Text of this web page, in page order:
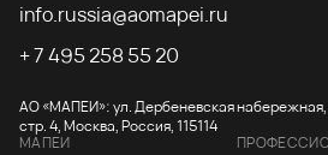
info.russia@aomapei.ru
+ 7 495 258 55 20
АО «МАПЕИ»: ул. Дербеневская набережная,
стр. 4, Москва, Россия, 115114
МАПЕИ